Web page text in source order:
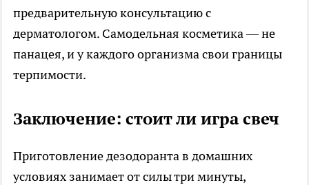
предварительную консультацию с
дерматологом. Самодельная косметика — не
панацея, и у каждого организма свои границы
терпимости.
Заключение: стоит ли игра свеч
Приготовление дезодоранта в домашних
условиях занимает от силы три минуты,